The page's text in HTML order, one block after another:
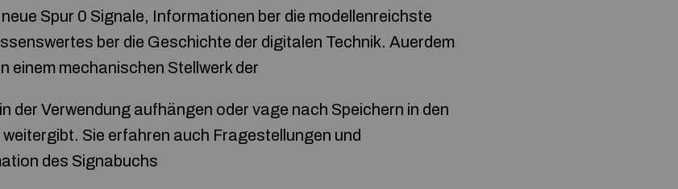
Spur 0 Signale, Informationen ber die modellenreichste
ber die Geschichte der digitalen Technik. Auerdem
einem mechanischen Stellwerk der
der Verwendung aufhängen oder vage nach Speichern in den
Sie erfahren auch Fragestellungen und
des Signabuchs